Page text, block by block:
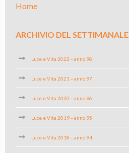
Home
ARCHIVIO DEL SETTIMANALE
Luce e Vita 2022 – anno 98
Luce e Vita 2021 – anno 97
Luce e Vita 2020 – anno 96
Luce e Vita 2019 – anno 95
Luce e Vita 2018 – anno 94